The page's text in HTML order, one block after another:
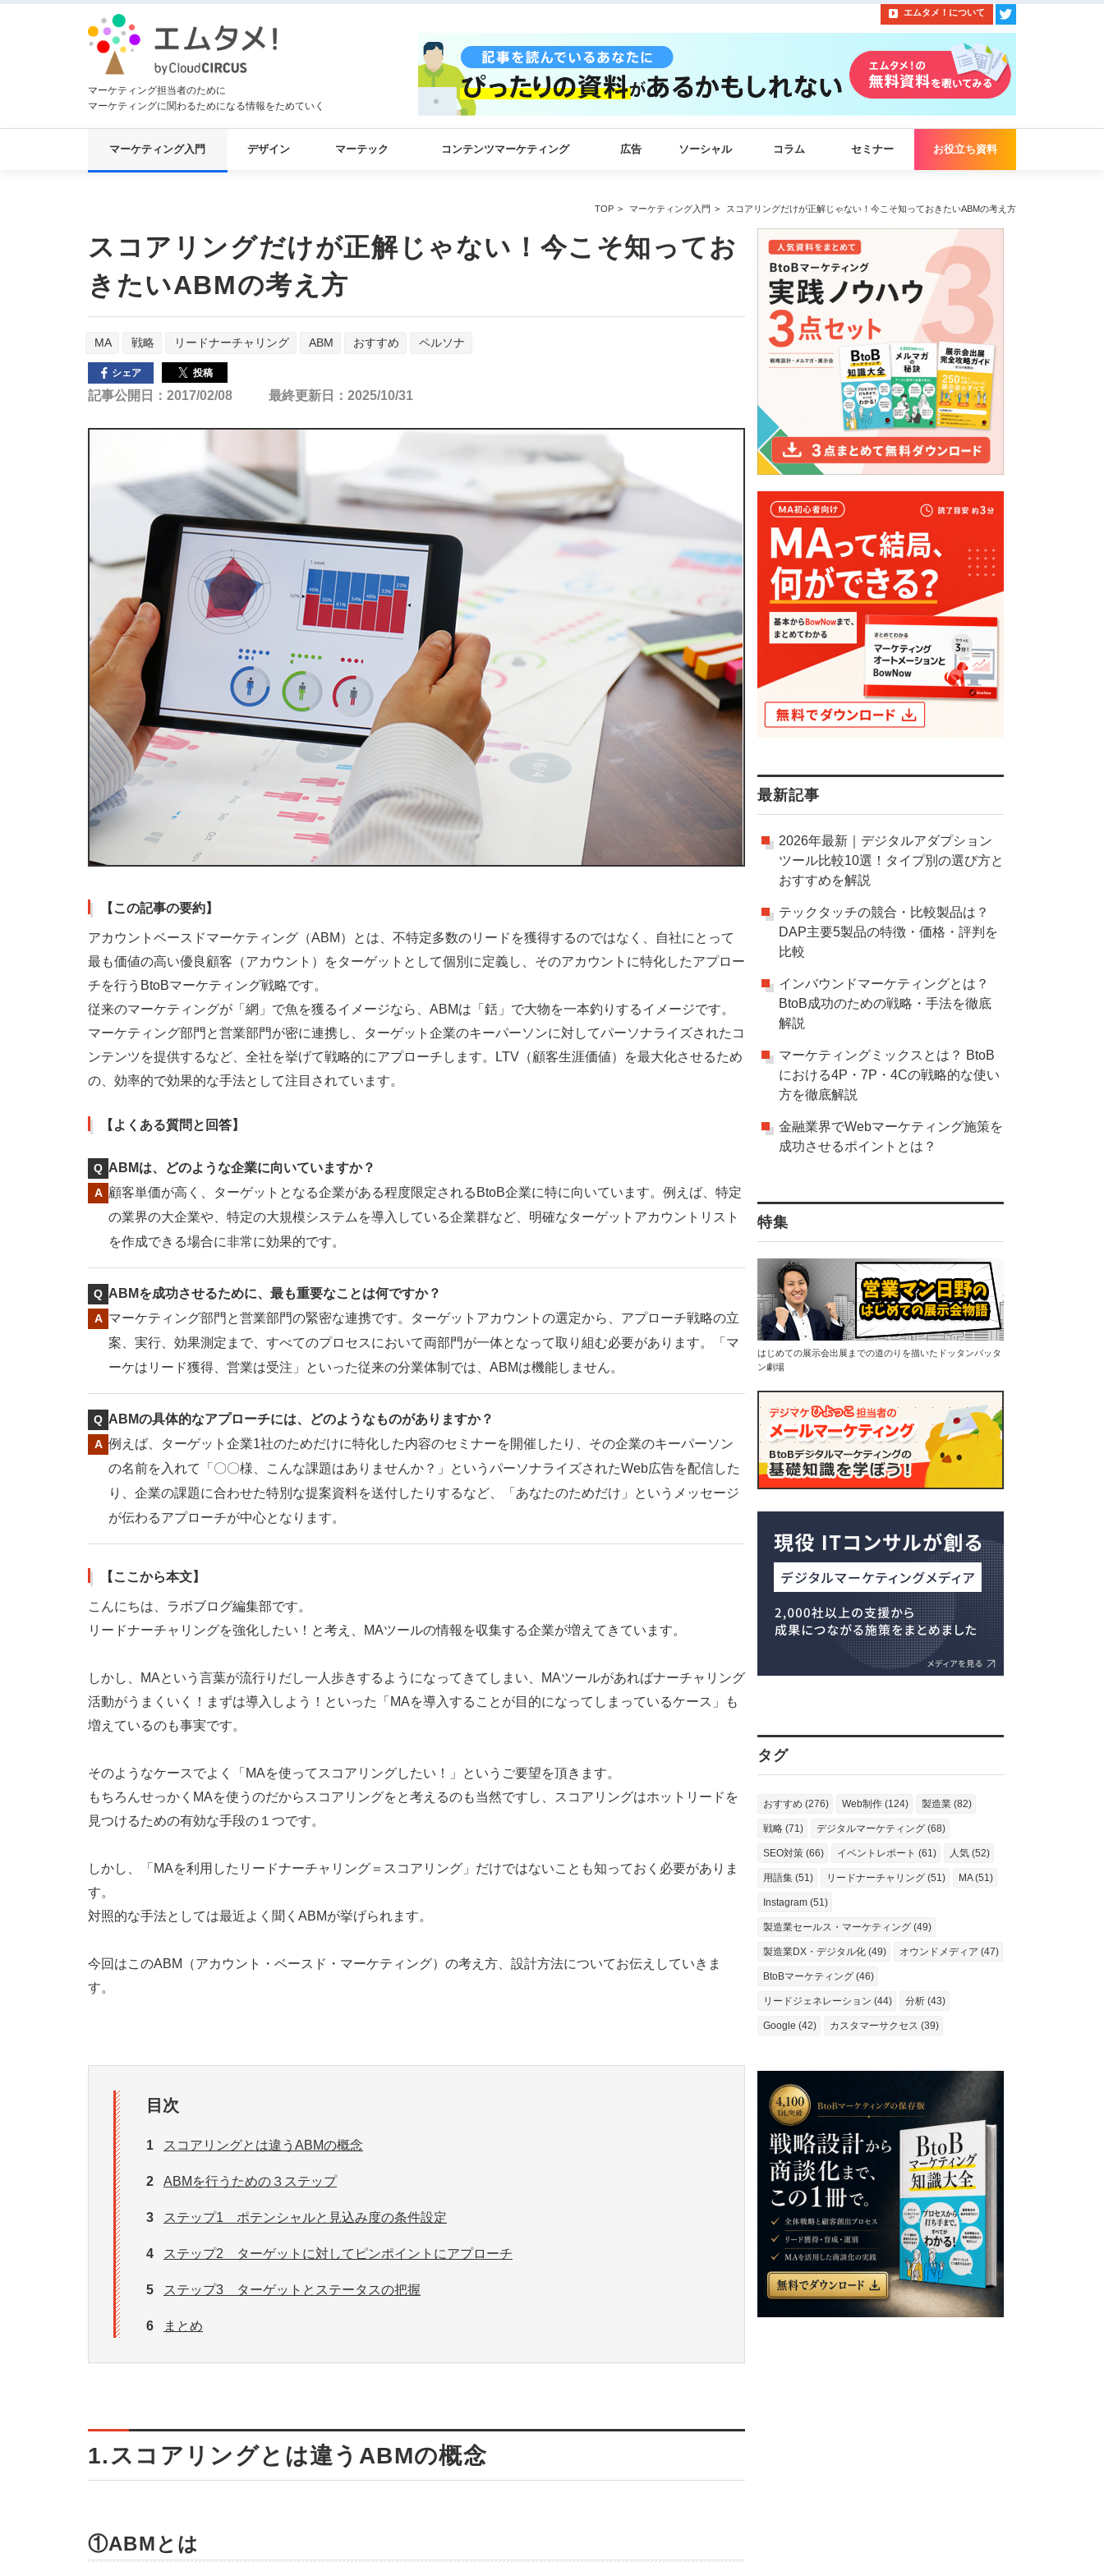
エムタメ！について
マーケティング担当者のために
マーケティングに関わるためになる情報をためていく
マーケティング入門 デザイン マーテック コンテンツマーケティング 広告 ソーシャル コラム セミナー お役立ち資料
TOP マーケティング入門 スコアリングだけが正解じゃない！今こそ知っておきたいABMの考え方
スコアリングだけが正解じゃない！今こそ知ってお
きたいABMの考え方
MA 戦略 リードナーチャリング ABM おすすめ ペルソナ
シェア 投稿
記事公開日：2017/02/08 最終更新日：2025/10/31
【この記事の要約】
アカウントベースドマーケティング（ABM）とは、不特定多数のリードを獲得するのではなく、自社にとって
最も価値の高い優良顧客（アカウント）をターゲットとして個別に定義し、そのアカウントに特化したアプロー
チを行うBtoBマーケティング戦略です。
従来のマーケティングが「網」で魚を獲るイメージなら、ABMは「銛」で大物を一本釣りするイメージです。
マーケティング部門と営業部門が密に連携し、ターゲット企業のキーパーソンに対してパーソナライズされたコ
ンテンツを提供するなど、全社を挙げて戦略的にアプローチします。LTV（顧客生涯価値）を最大化させるため
の、効率的で効果的な手法として注目されています。
【よくある質問と回答】
ABMは、どのような企業に向いていますか？
顧客単価が高く、ターゲットとなる企業がある程度限定されるBtoB企業に特に向いています。例えば、特定
の業界の大企業や、特定の大規模システムを導入している企業群など、明確なターゲットアカウントリスト
を作成できる場合に非常に効果的です。
ABMを成功させるために、最も重要なことは何ですか？
マーケティング部門と営業部門の緊密な連携です。ターゲットアカウントの選定から、アプローチ戦略の立
案、実行、効果測定まで、すべてのプロセスにおいて両部門が一体となって取り組む必要があります。「マ
ーケはリード獲得、営業は受注」といった従来の分業体制では、ABMは機能しません。
ABMの具体的なアプローチには、どのようなものがありますか？
例えば、ターゲット企業1社のためだけに特化した内容のセミナーを開催したり、その企業のキーパーソン
の名前を入れて「〇〇様、こんな課題はありませんか？」というパーソナライズされたWeb広告を配信した
り、企業の課題に合わせた特別な提案資料を送付したりするなど、「あなたのためだけ」というメッセージ
が伝わるアプローチが中心となります。
【ここから本文】
こんにちは、ラボブログ編集部です。
リードナーチャリングを強化したい！と考え、MAツールの情報を収集する企業が増えてきています。
しかし、MAという言葉が流行りだし一人歩きするようになってきてしまい、MAツールがあればナーチャリング
活動がうまくいく！まずは導入しよう！といった「MAを導入することが目的になってしまっているケース」も
増えているのも事実です。
そのようなケースでよく「MAを使ってスコアリングしたい！」というご要望を頂きます。
もちろんせっかくMAを使うのだからスコアリングをと考えるのも当然ですし、スコアリングはホットリードを
見つけるための有効な手段の１つです。
しかし、「MAを利用したリードナーチャリング＝スコアリング」だけではないことも知っておく必要がありま
す。
対照的な手法としては最近よく聞くABMが挙げられます。
今回はこのABM（アカウント・ベースド・マーケティング）の考え方、設計方法についてお伝えしていきま
す。
目次
1 スコアリングとは違うABMの概念
2 ABMを行うための３ステップ
3 ステップ1 ポテンシャルと見込み度の条件設定
4 ステップ2 ターゲットに対してピンポイントにアプローチ
5 ステップ3 ターゲットとステータスの把握
6 まとめ
1.スコアリングとは違うABMの概念
①ABMとは
最新記事
2026年最新｜デジタルアダプション
ツール比較10選！タイプ別の選び方と
おすすめを解説
テックタッチの競合・比較製品は？
DAP主要5製品の特徴・価格・評判を
比較
インバウンドマーケティングとは？
BtoB成功のための戦略・手法を徹底
解説
マーケティングミックスとは？ BtoB
における4P・7P・4Cの戦略的な使い
方を徹底解説
金融業界でWebマーケティング施策を
成功させるポイントとは？
特集
はじめての展示会出展までの道のりを描いたドッタンバッタ
ン劇場
タグ
おすすめ (276) Web制作 (124) 製造業 (82)
戦略 (71) デジタルマーケティング (68)
SEO対策 (66) イベントレポート (61) 人気 (52)
用語集 (51) リードナーチャリング (51) MA (51)
Instagram (51)
製造業セールス・マーケティング (49)
製造業DX・デジタル化 (49) オウンドメディア (47)
BtoBマーケティング (46)
リードジェネレーション (44) 分析 (43)
Google (42) カスタマーサクセス (39)